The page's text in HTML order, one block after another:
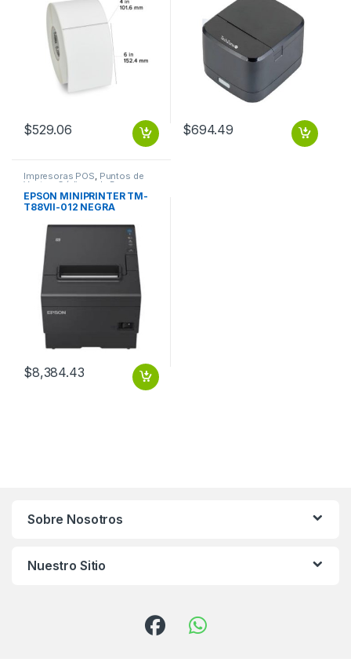
$529.06 $694.49
Impresoras POS, Puntos de
Venta y Códigos de Barra
EPSON MINIPRINTER TM-
T88VII-012 NEGRA
4YEAR WAR
$8,384.43
Sobre Nosotros
Nuestro Sitio